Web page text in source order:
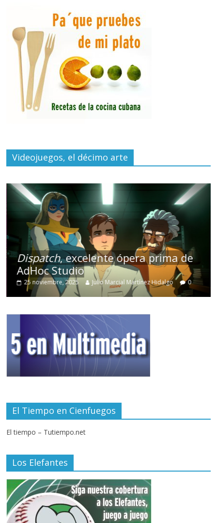
Videojuegos, el décimo arte
Dispatch, excelente ópera prima de
AdHoc Studio
25 noviembre, 2025 Julio Marcial Martínez Hidalgo 0
El Tiempo en Cienfuegos
El tiempo – Tutiempo.net
Los Elefantes